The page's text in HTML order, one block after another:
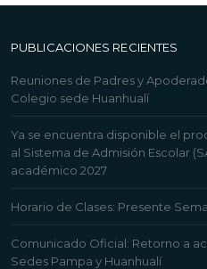
PUBLICACIONES RECIENTES
Reuniones de Padres y
Colegio sede Huanhualí
Ya se encuentra disponible el
al Sistema de Admisión Escolar
académico 2027
Horario de Clases: Presente
Comunicado Oficial: Retorno a
Sedes Pampa y Huanhualí